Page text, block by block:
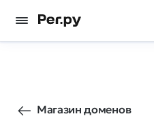
Магазин доменов